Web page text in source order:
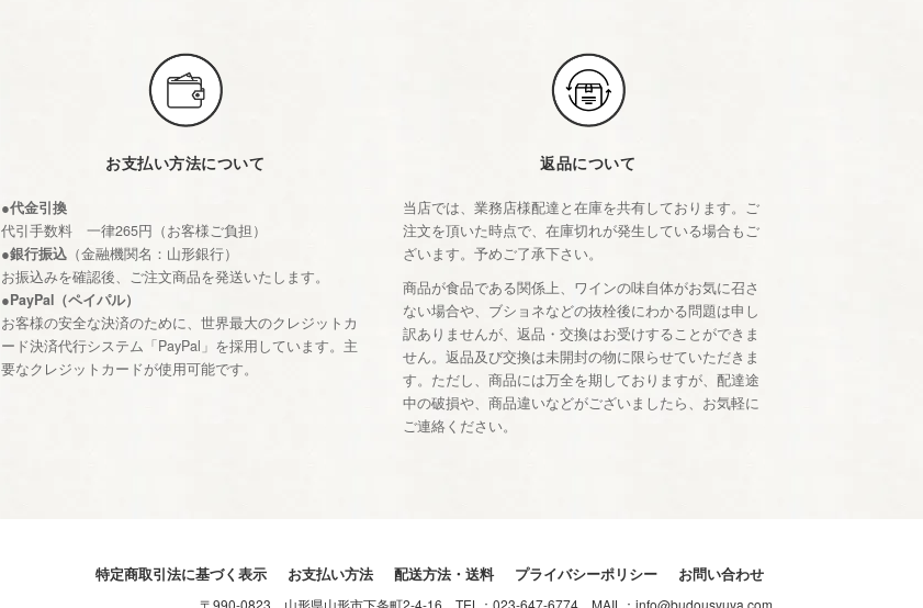
お支払い方法について
●代金引換
代引手数料 一律265円（お客様ご負担）
●銀行振込（金融機関名：山形銀行）
お振込みを確認後、ご注文商品を発送いたします。
●PayPal（ペイパル）
お客様の安全な決済のために、世界最大のクレジットカ
ード決済代行システム「PayPal」を採用しています。主
要なクレジットカードが使用可能です。
返品について
当店では、業務店様配達と在庫を共有しております。ご
注文を頂いた時点で、在庫切れが発生している場合もご
ざいます。予めご了承下さい。
商品が食品である関係上、ワインの味自体がお気に召さ
ない場合や、ブショネなどの抜栓後にわかる問題は申し
訳ありませんが、返品・交換はお受けすることができま
せん。返品及び交換は未開封の物に限らせていただきま
す。ただし、商品には万全を期しておりますが、配達途
中の破損や、商品違いなどがございましたら、お気軽に
ご連絡ください。
特定商取引法に基づく表示 お支払い方法 配送方法・送料 プライバシーポリシー お問い合わせ
〒990-0823 山形県山形市下条町2-4-16 TEL： 023-647-6774 MAIL： info@budousyuya.com